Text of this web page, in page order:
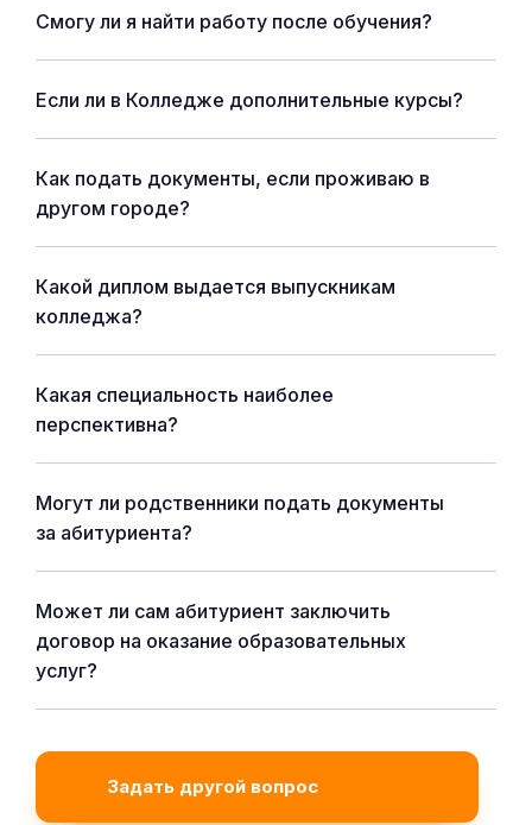
Смогу ли я найти работу после обучения?
Если ли в Колледже дополнительные курсы?
Как подать документы, если проживаю в
другом городе?
Какой диплом выдается выпускникам
колледжа?
Какая специальность наиболее
перспективна?
Могут ли родственники подать документы
за абитуриента?
Может ли сам абитуриент заключить
договор на оказание образовательных
услуг?
Задать другой вопрос